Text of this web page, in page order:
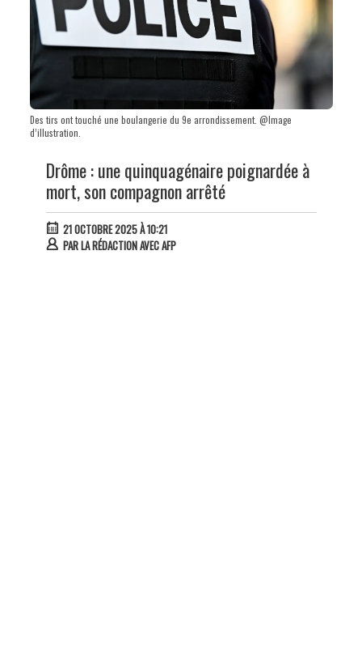
Des tirs ont touché une boulangerie du 9e arrondissement. @Image
d’illustration.
Drôme : une quinquagénaire poignardée à
mort, son compagnon arrêté
21 OCTOBRE 2025 À 10:21
PARLA RÉDACTION AVEC AFP